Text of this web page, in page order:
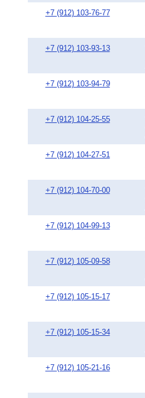
+7 (912) 103-76-77
+7 (912) 103-93-13
+7 (912) 103-94-79
+7 (912) 104-25-55
+7 (912) 104-27-51
+7 (912) 104-70-00
+7 (912) 104-99-13
+7 (912) 105-09-58
+7 (912) 105-15-17
+7 (912) 105-15-34
+7 (912) 105-21-16